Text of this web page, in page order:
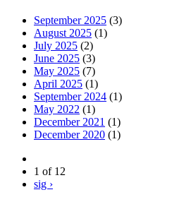
September 2025 (3)
August 2025 (1)
July 2025 (2)
June 2025 (3)
May 2025 (7)
April 2025 (1)
September 2024 (1)
May 2022 (1)
December 2021 (1)
December 2020 (1)
1 of 12
sig ›